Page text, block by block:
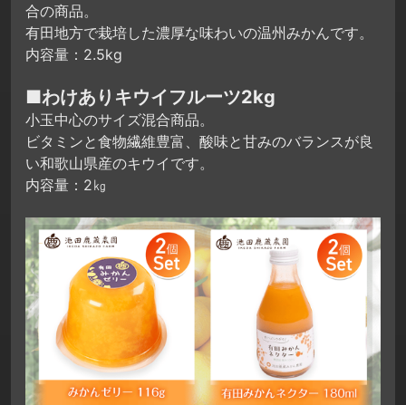
合の商品。
有田地方で栽培した濃厚な味わいの温州みかんです。
内容量：2.5kg
■わけありキウイフルーツ2kg
小玉中心のサイズ混合商品。
ビタミンと食物繊維豊富、酸味と甘みのバランスが良
い和歌山県産のキウイです。
内容量：2㎏